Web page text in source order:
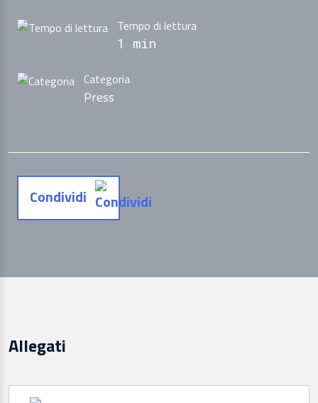
Tempo di lettura
1 min
Categoria
Press
Condividi
Allegati